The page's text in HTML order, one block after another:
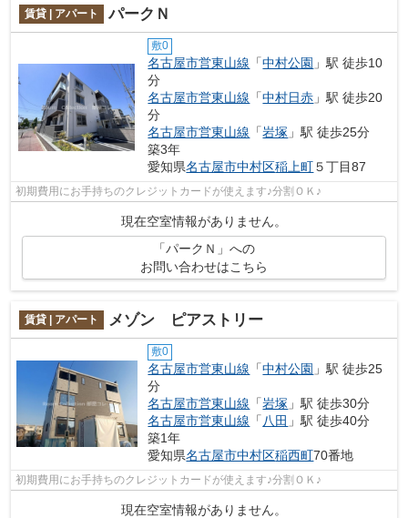
賃貸 | アパート パークＮ
敷0
名古屋市営東山線 「中村公園 」駅 徒歩10
分
名古屋市営東山線 「中村日赤 」駅 徒歩20
分
名古屋市営東山線 「岩塚 」駅 徒歩25分
築3年
愛知県名古屋市中村区稲上町５丁目87
初期費用にお手持ちのクレジットカードが使えます♪分割ＯＫ♪
現在空室情報がありません。
「パークＮ」への
お問い合わせはこちら
賃貸 | アパート メゾン ピアストリー
敷0
名古屋市営東山線 「中村公園 」駅 徒歩25
分
名古屋市営東山線 「岩塚 」駅 徒歩30分
名古屋市営東山線 「 八田 」駅 徒歩40分
築1年
愛知県名古屋市中村区稲西町70番地
初期費用にお手持ちのクレジットカードが使えます♪分割ＯＫ♪
現在空室情報がありません。